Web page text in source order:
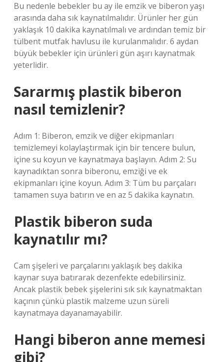
Bu nedenle bebekler bu ay ile emzik ve biberon yaşı
arasında daha sık kaynatılmalıdır. Ürünler her gün
yaklaşık 10 dakika kaynatılmalı ve ardından temiz bir
tülbent mutfak havlusu ile kurulanmalıdır. 6 aydan
büyük bebekler için ürünleri gün aşırı kaynatmak
yeterlidir.
Sararmış plastik biberon
nasıl temizlenir?
Adım 1: Biberon, emzik ve diğer ekipmanları
temizlemeyi kolaylaştırmak için bir tencere bulun,
içine su koyun ve kaynatmaya başlayın. Adım 2: Su
kaynadıktan sonra biberonu, emziği ve ek
ekipmanları içine koyun. Adım 3: Tüm bu parçaları
tamamen suya batırın ve en az 5 dakika kaynatın.
Plastik biberon suda
kaynatılır mı?
Cam şişeleri ve parçalarını yaklaşık beş dakika
kaynar suya batırarak dezenfekte edebilirsiniz.
Ancak plastik bebek şişelerini sık sık kaynatmaktan
kaçının çünkü plastik malzeme uzun süreli
kaynatmaya dayanamayabilir.
Hangi biberon anne memesi
gibi?